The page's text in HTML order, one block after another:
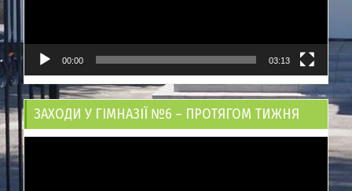
00:00 03:13
ЗАХОДИ У ГІМНАЗІЇ №6 – ПРОТЯГОМ ТИЖНЯ